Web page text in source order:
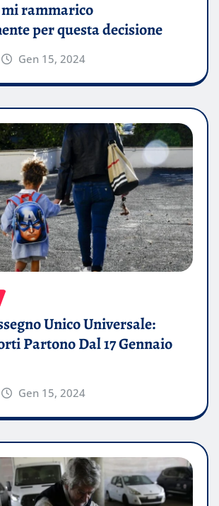
rammarico
per questa decisione
Gen 15, 2024
Unico Universale:
Partono Dal 17 Gennaio
Gen 15, 2024